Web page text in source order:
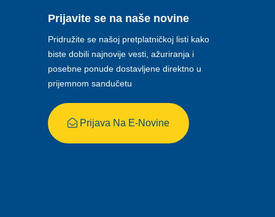
Prijavite se na naše novine
Pridružite se našoj pretplatničkoj listi kako
biste dobili najnovije vesti, ažuriranja i
posebne ponude dostavljene direktno u
prijemnom sandučetu
Prijava Na E-Novine